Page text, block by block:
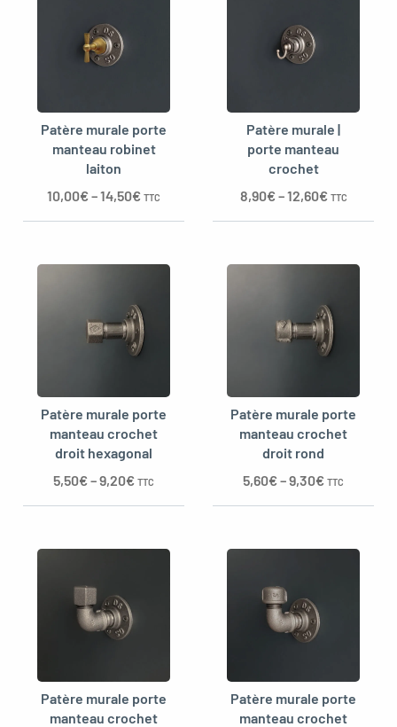
Patère murale porte
manteau robinet
laiton
10,00€–14,50€ TTC
Patère murale |
porte manteau
crochet
8,90€–12,60€ TTC
Patère murale porte
manteau crochet
droit hexagonal
5,50€–9,20€ TTC
Patère murale porte
manteau crochet
droit rond
5,60€–9,30€ TTC
Patère murale porte
manteau crochet
Patère murale porte
manteau crochet